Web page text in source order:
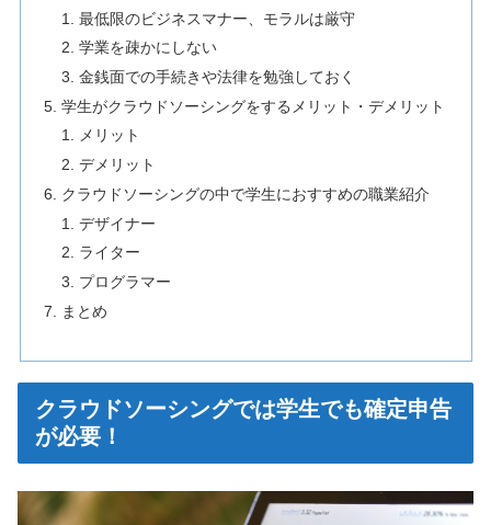
最低限のビジネスマナー、モラルは厳守
学業を疎かにしない
金銭面での手続きや法律を勉強しておく
学生がクラウドソーシングをするメリット・デメリット
メリット
デメリット
クラウドソーシングの中で学生におすすめの職業紹介
デザイナー
ライター
プログラマー
まとめ
クラウドソーシングでは学生でも確定申告
が必要！